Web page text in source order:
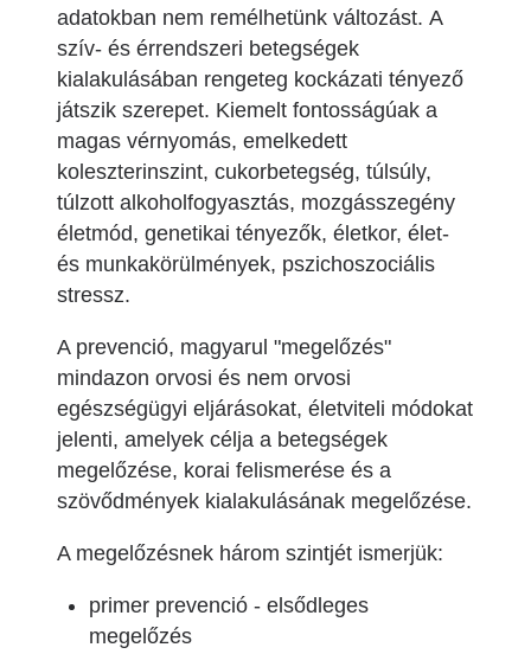
adatokban nem remélhetünk változást. A
szív- és érrendszeri betegségek
kialakulásában rengeteg kockázati tényező
játszik szerepet. Kiemelt fontosságúak a
magas vérnyomás, emelkedett
koleszterinszint, cukorbetegség, túlsúly,
túlzott alkoholfogyasztás, mozgásszegény
életmód, genetikai tényezők, életkor, élet-
és munkakörülmények, pszichoszociális
stressz.
A prevenció, magyarul "megelőzés"
mindazon orvosi és nem orvosi
egészségügyi eljárásokat, életviteli módokat
jelenti, amelyek célja a betegségek
megelőzése, korai felismerése és a
szövődmények kialakulásának megelőzése.
A megelőzésnek három szintjét ismerjük:
primer prevenció - elsődleges
megelőzés